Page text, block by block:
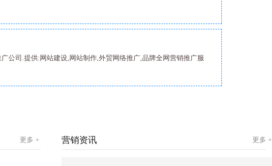
公司.提供:网站建设,网站制作,外贸网络推广,品牌全网营销推广服
更多 + 营销资讯 更多 +